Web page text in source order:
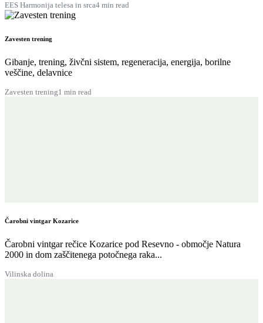
EES Harmonija telesa in srca4 min read
Zavesten trening
Gibanje, trening, živčni sistem, regeneracija, energija, borilne
veščine, delavnice
Zavesten trening1 min read
Čarobni vintgar Kozarice
Čarobni vintgar rečice Kozarice pod Resevno - območje Natura
2000 in dom zaščitenega potočnega raka...
Vilinska dolina